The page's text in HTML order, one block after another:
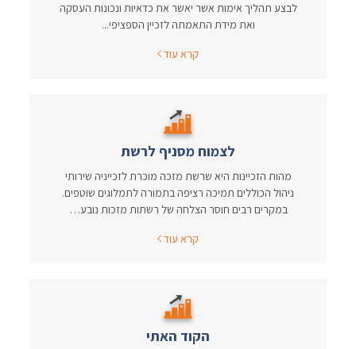
לבצע תהליך אימות אשר יאשר את כדאיות ונכונות העסקה
ואת מידת התאמתה לזכיין הספציפי...
קרא עוד
לצמוח מסניף לרשת
מהות הזכיינות היא שרשת מזכה מוכרת לזכייניה שירותי
ניהול הכוללים תמיכה רציפה בתמורה לתמלוגים שוטפים.
במקרים רבים חוסר הצלחה של רשתות מזכות נובע…
קרא עוד
הקוד האתי